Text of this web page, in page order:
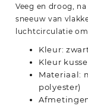
Veeg en droog,
sneeuw van
luchtcirculatie
Kleur:
Kleur
Materiaal:
polyester)